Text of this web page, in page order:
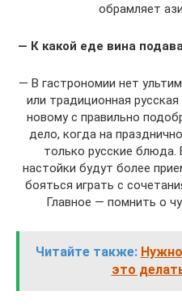
обрамляет
— К какой еде вина
— В гастрономии нет
или традиционная
новому с правильно
дело, когда на
только русские блюда.
настойки будут более
бояться играть с
Главное — помнить о
Читайте также:
это